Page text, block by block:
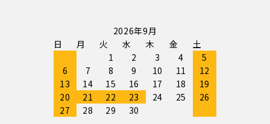
2026年9月
日
月 火 水 木 金
土
1
2 3 4
5
6
7 8 9 10 11
12
13
14 15 16 17 18
19
20
21 22 23 24 25
26
27
28 29
30